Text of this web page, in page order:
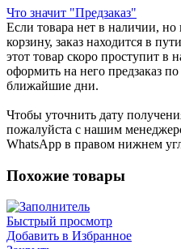
Что значит "Предзаказ"
Если товара нет в наличии,
корзину, заказ находится в
этот товар скоро проступит в
оформить на него предзаказ
ближайшие дни.
Чтобы уточнить дату
пожалуйста с нашим
WhatsApp в правом нижнем
Похожие товары
Быстрый просмотр
Добавить в Избранное